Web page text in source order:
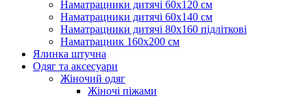
Наматрацники дитячі 60х120 см
Наматрацники дитячі 60х140 см
Наматрацники дитячі 80х160 підліткові
Наматрацник 160х200 см
Ялинка штучна
Одяг та аксесуари
Жіночий одяг
Жіночі піжами